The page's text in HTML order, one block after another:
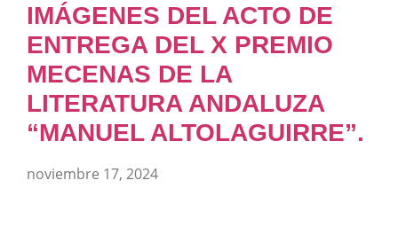
IMÁGENES DEL ACTO DE
ENTREGA DEL X PREMIO
MECENAS DE LA
LITERATURA ANDALUZA
“MANUEL ALTOLAGUIRRE”.
noviembre 17, 2024